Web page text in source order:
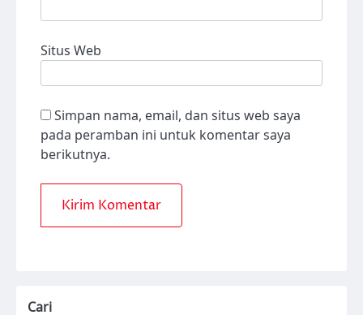
Situs Web
Simpan nama, email, dan situs web saya
pada peramban ini untuk komentar saya
berikutnya.
Cari